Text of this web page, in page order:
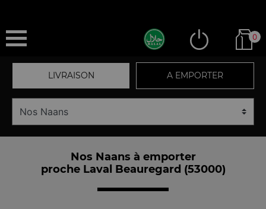
0
LIVRAISON A EMPORTER
Nos Naans à emporter
proche Laval Beauregard (53000)